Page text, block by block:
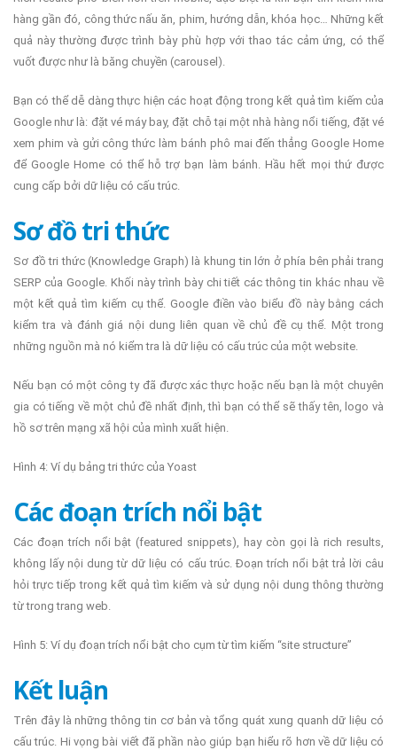
hàng gần đó, công thức nấu ăn, phim, hướng dẫn, khóa học… Những kết
quả này thường được trình bày phù hợp với thao tác cảm ứng, có thể
vuốt được như là băng chuyền (carousel).
Bạn có thể dễ dàng thực hiện các hoạt động trong kết quả tìm kiếm của
Google như là: đặt vé máy bay, đặt chỗ tại một nhà hàng nổi tiếng, đặt vé
xem phim và gửi công thức làm bánh phô mai đến thẳng Google Home
để Google Home có thể hỗ trợ bạn làm bánh. Hầu hết mọi thứ được
cung cấp bởi dữ liệu có cấu trúc.
Sơ đồ tri thức
Sơ đồ tri thức (Knowledge Graph) là khung tin lớn ở phía bên phải trang
SERP của Google. Khối này trình bày chi tiết các thông tin khác nhau về
một kết quả tìm kiếm cụ thể. Google điền vào biểu đồ này bằng cách
kiểm tra và đánh giá nội dung liên quan về chủ đề cụ thể. Một trong
những nguồn mà nó kiểm tra là dữ liệu có cấu trúc của một website.
Nếu bạn có một công ty đã được xác thực hoặc nếu bạn là một chuyên
gia có tiếng về một chủ đề nhất định, thì bạn có thể sẽ thấy tên, logo và
hồ sơ trên mạng xã hội của mình xuất hiện.
Hình 4: Ví dụ bảng tri thức của Yoast
Các đoạn trích nổi bật
Các đoạn trích nổi bật (featured snippets), hay còn gọi là rich results,
không lấy nội dung từ dữ liệu có cấu trúc. Đoạn trích nổi bật trả lời câu
hỏi trực tiếp trong kết quả tìm kiếm và sử dụng nội dung thông thường
từ trong trang web.
Hình 5: Ví dụ đoạn trích nổi bật cho cụm từ tìm kiếm “site structure”
Kết luận
Trên đây là những thông tin cơ bản và tổng quát xung quanh dữ liệu có
cấu trúc. Hi vọng bài viết đã phần nào giúp bạn hiểu rõ hơn về dữ liệu có